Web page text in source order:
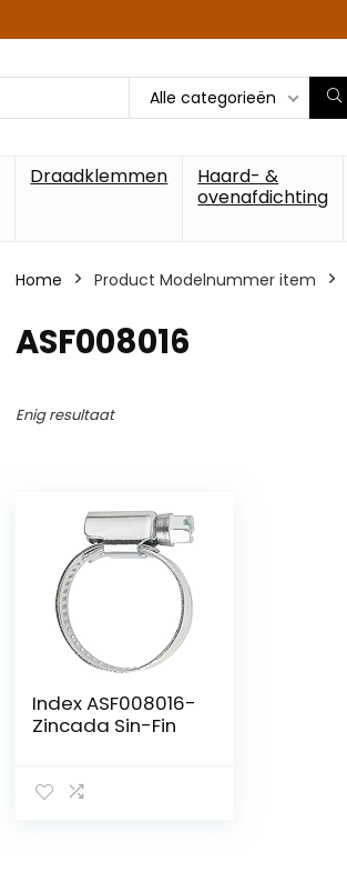
Alle categorieën
Draadklemmen
Haard- &
ovenafdichting
Home Product Modelnummer item
‎ASF008016
Enig resultaat
Index ASF008016-
Zincada Sin-Fin